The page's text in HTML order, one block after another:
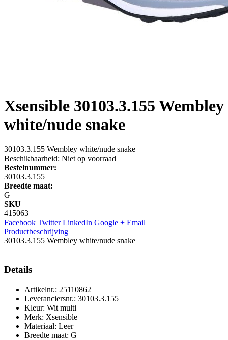
Xsensible 30103.3.155 Wembley
white/nude snake
30103.3.155 Wembley white/nude snake
Beschikbaarheid: Niet op voorraad
Bestelnummer:
30103.3.155
Breedte maat:
G
SKU
415063
Facebook Twitter LinkedIn Google + Email
Productbeschrijving
30103.3.155 Wembley white/nude snake
Details
Artikelnr.: 25110862
Leveranciersnr.: 30103.3.155
Kleur: Wit multi
Merk: Xsensible
Materiaal: Leer
Breedte maat: G